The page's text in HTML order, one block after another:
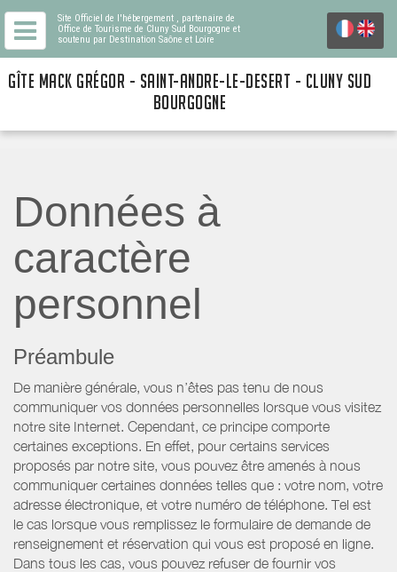
Site Officiel de l'hébergement , partenaire de
Office de Tourisme de Cluny Sud Bourgogne et
soutenu par Destination Saône et Loire
GÎTE MACK GRÉGOR - SAINT-ANDRE-LE-DESERT - CLUNY SUD
BOURGOGNE
Données à
caractère
personnel
Préambule
De manière générale, vous n’êtes pas tenu de nous
communiquer vos données personnelles lorsque vous visitez
notre site Internet. Cependant, ce principe comporte
certaines exceptions. En effet, pour certains services
proposés par notre site, vous pouvez être amenés à nous
communiquer certaines données telles que : votre nom, votre
adresse électronique, et votre numéro de téléphone. Tel est
le cas lorsque vous remplissez le formulaire de demande de
renseignement et réservation qui vous est proposé en ligne.
Dans tous les cas, vous pouvez refuser de fournir vos